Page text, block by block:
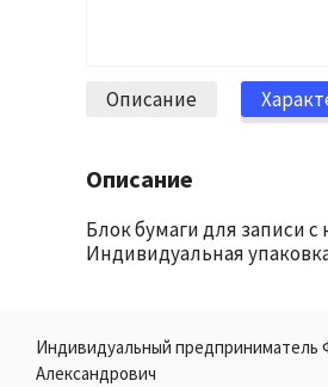
Описание
Описание
Блок бумаги для записи
Индивидуальная
Индивидуальный предприниматель
Александрович